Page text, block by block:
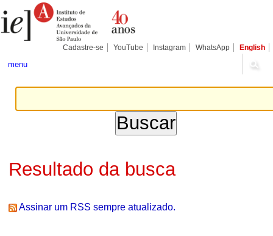
para
conteúdo.
Pessoais
Cadastre-se YouTube Instagram WhatsApp English
menu
Resultado da busca
Assinar um RSS sempre atualizado.